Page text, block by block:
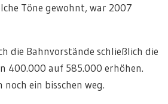
Töne gewohnt, war 2007
die Bahnvorstände schließlich die
400.000 auf 585.000 erhöhen.
ein bisschen weg.